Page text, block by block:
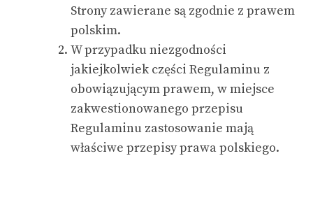
Strony zawierane są zgodnie z prawem
polskim.
W przypadku niezgodności
jakiejkolwiek części Regulaminu z
obowiązującym prawem, w miejsce
zakwestionowanego przepisu
Regulaminu zastosowanie mają
właściwe przepisy prawa polskiego.